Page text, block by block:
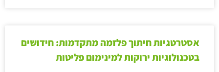
אסטרטגיות חיתוך פלזמה מתקדמות: חידושים
בטכנולוגיות ירוקות למינימום פליטות